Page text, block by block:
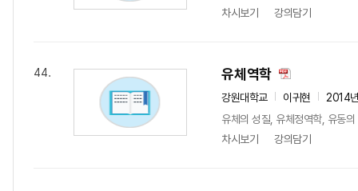
차시보기
강의담기
44. 유체역학
강원대학교 이귀현
2014
유체의 성질, 유체정역학, 유동
차시보기
강의담기